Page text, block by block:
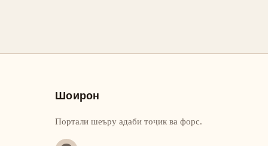
Шоирон
Портали шеъру адаби тоҷик ва форс.